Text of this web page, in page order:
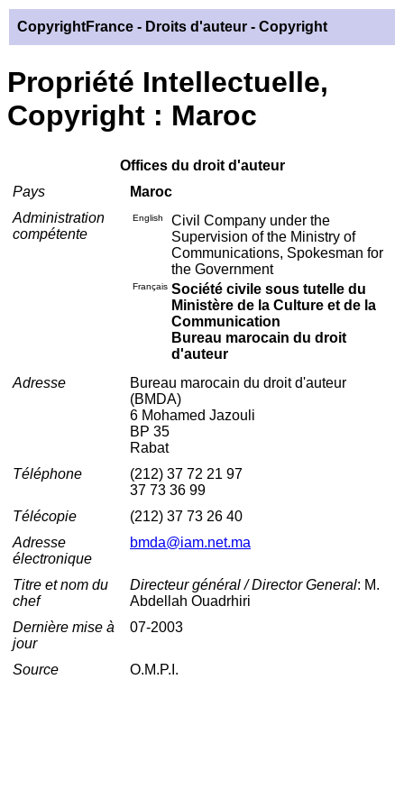
CopyrightFrance - Droits d'auteur - Copyright
Propriété Intellectuelle,
Copyright : Maroc
Offices du droit d'auteur
Pays
Maroc
Administration
compétente
English
Civil Company under the
Supervision of the Ministry of
Communications, Spokesman for
the Government
Français Société civile sous tutelle du
Ministère de la Culture et de la
Communication
Bureau marocain du droit
d'auteur
Adresse
Bureau marocain du droit d'auteur
(BMDA)
6 Mohamed Jazouli
BP 35
Rabat
Téléphone
(212) 37 72 21 97
37 73 36 99
Télécopie
(212) 37 73 26 40
Adresse
électronique
bmda@iam.net.ma
Titre et nom du
chef
Directeur général / Director General: M.
Abdellah Ouadrhiri
Dernière mise à
jour
07-2003
Source O.M.P.I.